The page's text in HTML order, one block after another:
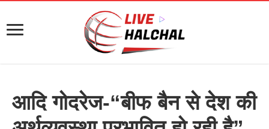
आदि गोदरेज-“बीफ बैन से देश की